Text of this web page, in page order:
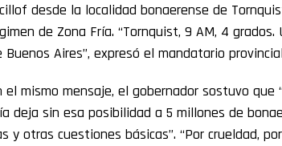
desde la localidad bonaerense de
de Zona Fría. “Tornquist, 9 AM, 4
Buenos Aires”, expresó el mandatario
el mismo mensaje, el gobernador sostuvo
deja sin esa posibilidad a 5 millones de
y otras cuestiones básicas”. “Por crueldad,